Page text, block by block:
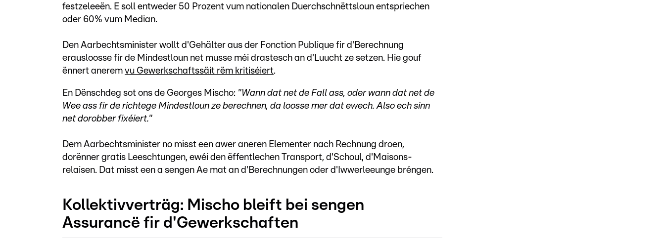
festzeleeën. E soll entweder 50 Prozent vum nationalen Duerchschnëttsloun entspriechen
oder 60% vum Median.
Den Aarbechtsminister wollt d'Gehälter aus der Fonction Publique fir d'Berechnung
erausloosse fir de Mindestloun net musse méi drastesch an d'Luucht ze setzen. Hie gouf
ënnert anerem vu Gewerkschaftssäit rëm kritiséiert.
En Dënschdeg sot ons de Georges Mischo: "Wann dat net de Fall ass, oder wann dat net de
Wee ass fir de richtege Mindestloun ze berechnen, da loosse mer dat ewech. Also ech sinn
net dorobber fixéiert."
Dem Aarbechtsminister no misst een awer aneren Elementer nach Rechnung droen,
dorënner gratis Leeschtungen, ewéi den ëffentlechen Transport, d'Schoul, d'Maisons-
relaisen. Dat misst een a sengen Ae mat an d'Berechnungen oder d'Iwwerleeunge bréngen.
Kollektivverträg: Mischo bleift bei sengen
Assurancë fir d'Gewerkschaften